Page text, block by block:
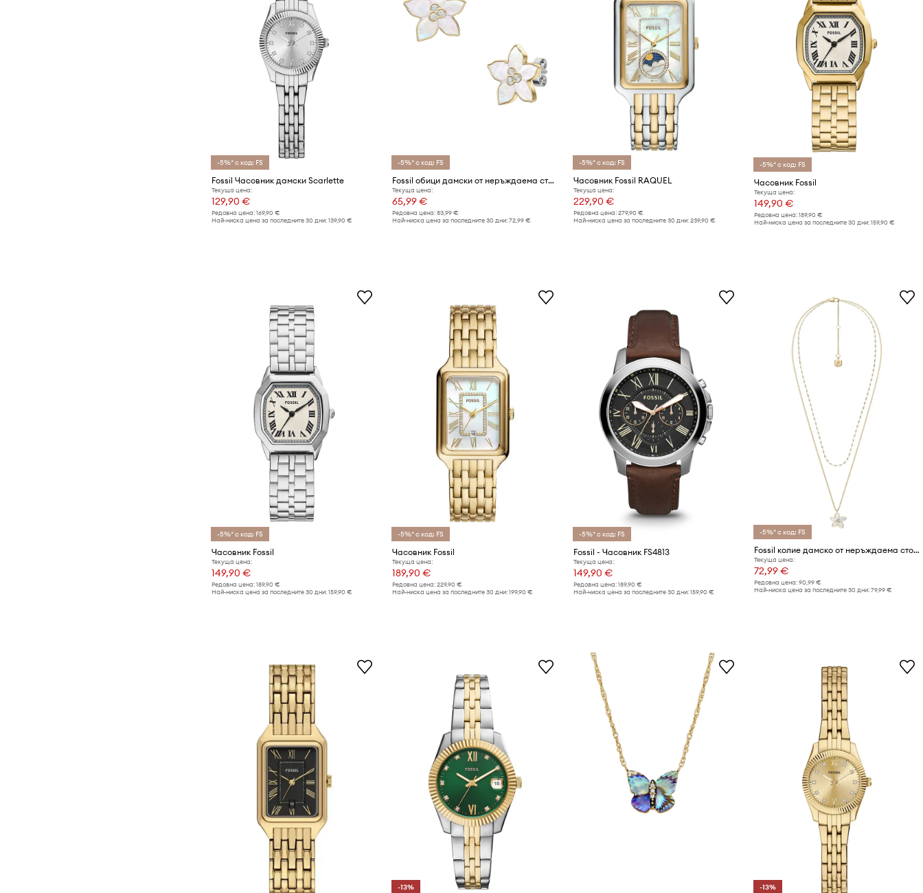
-5%* с код: FS
Fossil Часовник дамски Scarlette
Текуща цена:
129,90 €
Редовна цена: 169,90 €
Най-ниска цена за последните 30 дни: 139,90 €
-5%* с код: FS
Fossil обици дамски от неръждаема стомана седеф Sutton
Текуща цена:
65,99 €
Редовна цена: 83,99 €
Най-ниска цена за последните 30 дни: 72,99 €
-5%* с код: FS
Часовник Fossil RAQUEL
Текуща цена:
229,90 €
Редовна цена: 279,90 €
Най-ниска цена за последните 30 дни: 239,90 €
-5%* с код: FS
Часовник Fossil
Текуща цена:
149,90 €
Редовна цена: 189,90 €
Най-ниска цена за последните 30 дни: 159,90 €
-5%* с код: FS
Часовник Fossil
Текуща цена:
149,90 €
Редовна цена: 189,90 €
Най-ниска цена за последните 30 дни: 159,90 €
-5%* с код: FS
Часовник Fossil
Текуща цена:
189,90 €
Редовна цена: 229,90 €
Най-ниска цена за последните 30 дни: 199,90 €
-5%* с код: FS
Fossil - Часовник FS4813
Текуща цена:
149,90 €
Редовна цена: 189,90 €
Най-ниска цена за последните 30 дни: 159,90 €
-5%* с код: FS
Fossil колие дамско от неръждаема стомана седефно Sutton
Текуща цена:
72,99 €
Редовна цена: 90,99 €
Най-ниска цена за последните 30 дни: 79,99 €
-13%
-13%